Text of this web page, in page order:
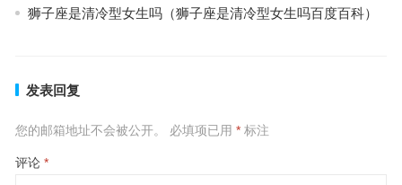
狮子座是清冷型女生吗（狮子座是清冷型女生吗百度百科）
发表回复
您的邮箱地址不会被公开。 必填项已用 *标注
评论 *